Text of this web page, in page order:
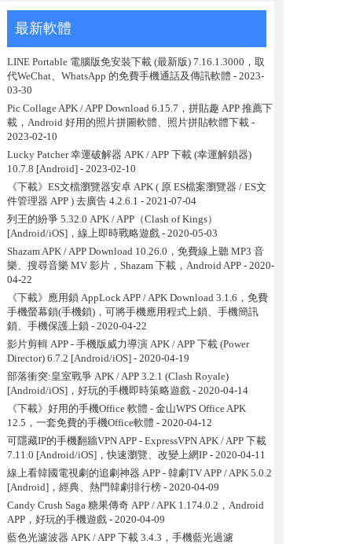
最新軟體
LINE Portable 電腦版免安裝下載 (最新版) 7.16.1.3000，取
代WeChat、WhatsApp 的免費手機通話及傳訊軟體 - 2023-
03-30
Pic Collage APK / APP Download 6.15.7，拼貼趣 APP 推薦下
載，Android 好用的照片拼圖軟體、照片拼貼軟體下載-
2023-02-10
Lucky Patcher 幸運破解器 APK / APP 下載 (幸運解鎖器)
10.7.8 [Android] - 2023-02-10
《下載》ES文檔瀏覽器安卓 APK ( 原 ES檔案瀏覽器 / ES文
件管理器 APP ) 去廣告 4.2.6.1 - 2021-07-04
列王的紛爭 5.32.0 APK / APP（Clash of Kings）
[Android/iOS]，線上即時戰略遊戲- 2020-05-03
Shazam APK / APP Download 10.26.0，免費線上聽 MP3 音
樂、搜尋音樂 MV 影片，Shazam 下載，Android APP- 2020-
04-22
《下載》應用鎖 AppLock APP / APK Download 3.1.6，免費
手機螢幕鎖(手機鎖)，可將手機應用程式上鎖、手機簡訊
鎖、手機保護上鎖 - 2020-04-22
影片剪輯 APP - 手機版威力導演 APK / APP 下載 (Power
Director) 6.7.2 [Android/iOS]- 2020-04-19
部落衝突:皇室戰爭 APK / APP 3.2.1 (Clash Royale)
[Android/iOS]，好玩的手機即時策略遊戲- 2020-04-14
《下載》好用的手機Office 軟體 - 金山WPS Office APK
12.5，一套免費的手機Office軟體 - 2020-04-12
可隱藏IP的手機翻牆VPN APP - ExpressVPN APK / APP 下載
7.11.0 [Android/iOS]，快速瀏覽、改變上網IP- 2020-04-11
線上看韓國電視劇的追劇神器 APP - 韓劇TV APP / APK 5.0.2
[Android]，經典、熱門韓劇排行榜- 2020-04-09
Candy Crush Saga 糖果傳奇 APP / APK 1.174.0.2，Android
APP，好玩的手機遊戲- 2020-04-09
藍色光濾波器 APK / APP 下載 3.4.3，手機藍光過濾